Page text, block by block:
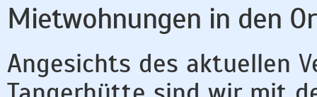
Mietwohnungen in den
Angesichts des aktuellen